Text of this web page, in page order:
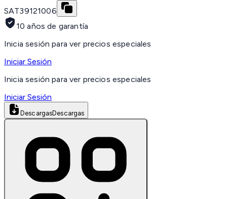
SAT39121006
10 años de garantía
Inicia sesión para ver precios especiales
Iniciar Sesión
Inicia sesión para ver precios especiales
Iniciar Sesión
DescargasDescargas